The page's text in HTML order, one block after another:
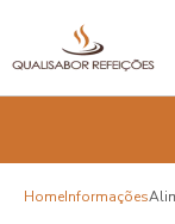
HomeInformações